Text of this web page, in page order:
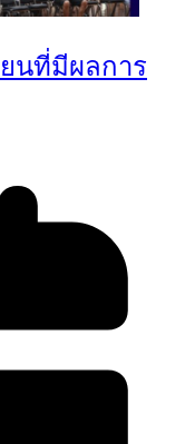
นที่มีผลการ